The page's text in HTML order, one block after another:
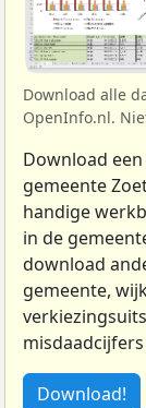
Download alle
OpenInfo.nl.
Download
gemeente
handige
in de
download
gemeente,
Download!